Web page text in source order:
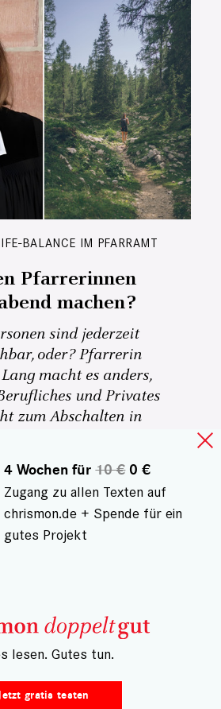
BALANCE IM PFARRAMT
Pfarrerinnen
machen?
sind jederzeit
oder? Pfarrerin
macht es anders,
und Privates
zum Abschalten in
Sonja Ruf 6
4 Wochen für10 €0 €
Zugang zu allen Texten auf
chrismon.de + Spende für ein
gutes Projekt
lesen. Gutes tun.
gratis testen